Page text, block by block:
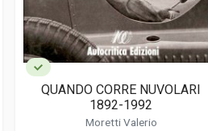
QUANDO CORRE NUVOLARI
1892-1992
Moretti Valerio